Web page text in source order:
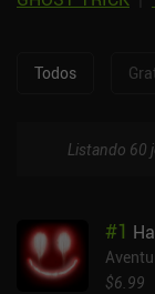
Todos
Listando 60
#1
$6.99